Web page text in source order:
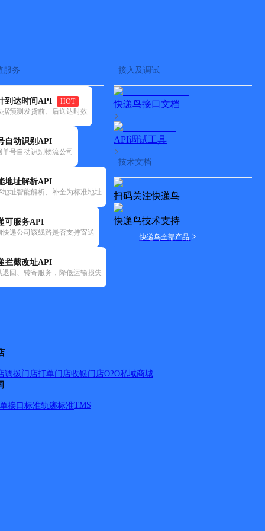
服务
到达时间API
HOT
据预测发货前、后送达时效
自动识别API
单号自动识别物流公司
地址解析API
地址智能解析、补全为标准地址
可服务API
快递公司该线路是否支持寄送
拦截改址API
退回、转寄服务，降低运输损失
接入及调试
快递鸟接口文档
API调试工具
技术文档
扫码关注快递鸟
快递鸟技术支持
快递鸟全部产品
调拨门店打单门店收银门店O2O私域商城
接口标准轨迹标准TMS
富兴国际；天华南街3号长新花园；文化园西路6号；林肯公
康家园；天华园一里四区；天华园二里一区；大雄城市花
里；金地格林；天宝园四里；卡尔生活馆；天宝园五里；
；燕景佳园；贵园东里11-13号楼；境界家园；贵园东里22-